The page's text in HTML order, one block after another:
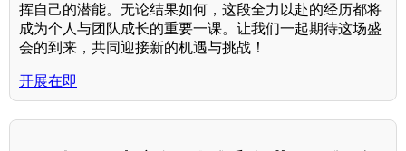
挥自己的潜能。无论结果如何，这段全力以赴的经历都将
成为个人与团队成长的重要一课。让我们一起期待这场盛
会的到来，共同迎接新的机遇与挑战！
开展在即